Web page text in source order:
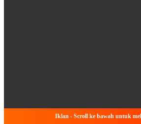
Iklan - Scroll ke bawah untuk